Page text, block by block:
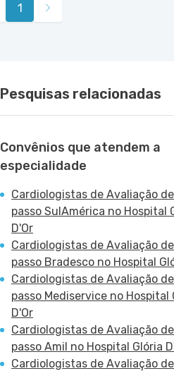
1
Pesquisas relacionadas
Convênios que atendem a
especialidade
Cardiologistas de Avaliação
passo SulAmérica no Hospital
D'Or
Cardiologistas de Avaliação
passo Bradesco no Hospital
Cardiologistas de Avaliação
passo Mediservice no Hospital
D'Or
Cardiologistas de Avaliação
passo Amil no Hospital Glória
Cardiologistas de Avaliação